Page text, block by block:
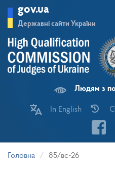
основного
матеріалу
gov.ua
Державні сайти України
Людям з
In English
Головна 85/вс-26